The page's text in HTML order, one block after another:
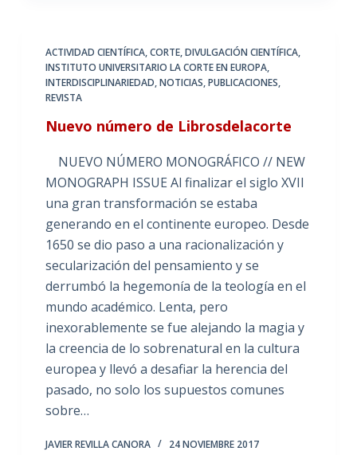
ACTIVIDAD CIENTÍFICA,CORTE,DIVULGACIÓN CIENTÍFICA,
INSTITUTO UNIVERSITARIO LA CORTE EN EUROPA,
INTERDISCIPLINARIEDAD,NOTICIAS,PUBLICACIONES,
REVISTA
Nuevo número de Librosdelacorte
NUEVO NÚMERO MONOGRÁFICO // NEW
MONOGRAPH ISSUE Al finalizar el siglo XVII
una gran transformación se estaba
generando en el continente europeo. Desde
1650 se dio paso a una racionalización y
secularización del pensamiento y se
derrumbó la hegemonía de la teología en el
mundo académico. Lenta, pero
inexorablemente se fue alejando la magia y
la creencia de lo sobrenatural en la cultura
europea y llevó a desafiar la herencia del
pasado, no solo los supuestos comunes
sobre…
JAVIER REVILLA CANORA 24 NOVIEMBRE 2017